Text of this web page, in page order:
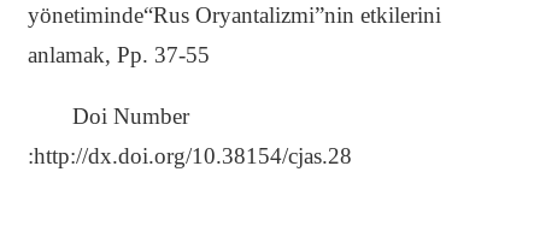
yönetiminde“Rus Oryantalizmi”nin etkilerini
anlamak, Pp. 37-55
Doi Number
:http://dx.doi.org/10.38154/cjas.28